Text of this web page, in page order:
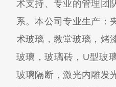
术支持、专业的管理团
系。本公司专业生产：
术玻璃，教堂玻璃，烤
玻璃，玻璃砖，U型玻
玻璃隔断，激光内雕发